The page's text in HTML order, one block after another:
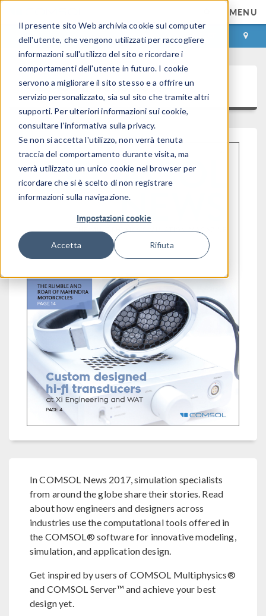
Il presente sito Web archivia cookie sul computer
dell'utente, che vengono utilizzati per raccogliere
informazioni sull'utilizzo del sito e ricordare i
comportamenti dell'utente in futuro. I cookie
servono a migliorare il sito stesso e a offrire un
servizio personalizzato, sia sul sito che tramite altri
supporti. Per ulteriori informazioni sui cookie,
consultare l'informativa sulla privacy.
Se non si accetta l'utilizzo, non verrà tenuta
traccia del comportamento durante visita, ma
verrà utilizzato un unico cookie nel browser per
ricordare che si è scelto di non registrare
informazioni sulla navigazione.
Impostazioni cookie
Accetta Rifiuta
MENU
ACCEDI CONTACT
COMSOL News 2017
In COMSOL News 2017, simulation specialists
from around the globe share their stories. Read
about how engineers and designers across
industries use the computational tools offered in
the COMSOL® software for innovative modeling,
simulation, and application design.
Get inspired by users of COMSOL Multiphysics®
and COMSOL Server™ and achieve your best
design yet.